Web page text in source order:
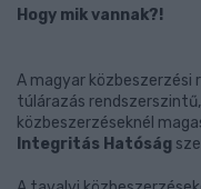
Hogy mik vannak?!
A magyar közbeszerzési
túlárazás
közbeszerzéseknél
Integritás Hatóság